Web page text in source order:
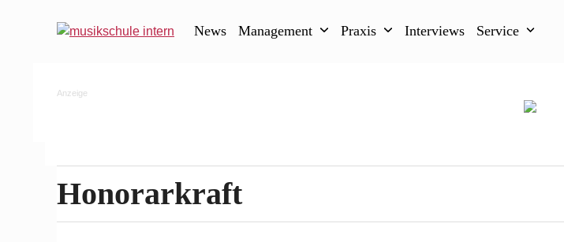
News Management Praxis Interviews Service
Anzeige
Honorarkraft